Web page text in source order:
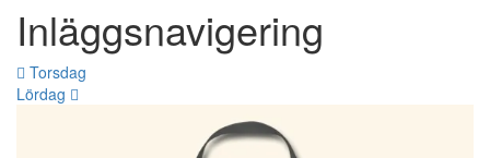
Inläggsnavigering
Torsdag
Lördag